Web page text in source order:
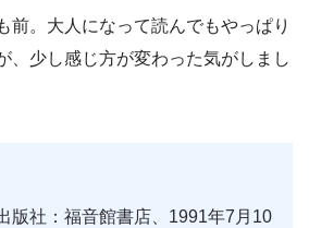
前。大人になって読んでもやっぱり
、少し感じ方が変わった気がしまし
版社：福音館書店、1991年7月10